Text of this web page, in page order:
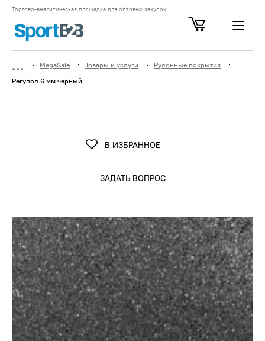
Торгово-аналитическая площадка для оптовых закупок
MegaSale Товары и услуги
Рулонные покрытия
Регупол 6 мм черный
В ИЗБРАННОЕ
ЗАДАТЬ ВОПРОС